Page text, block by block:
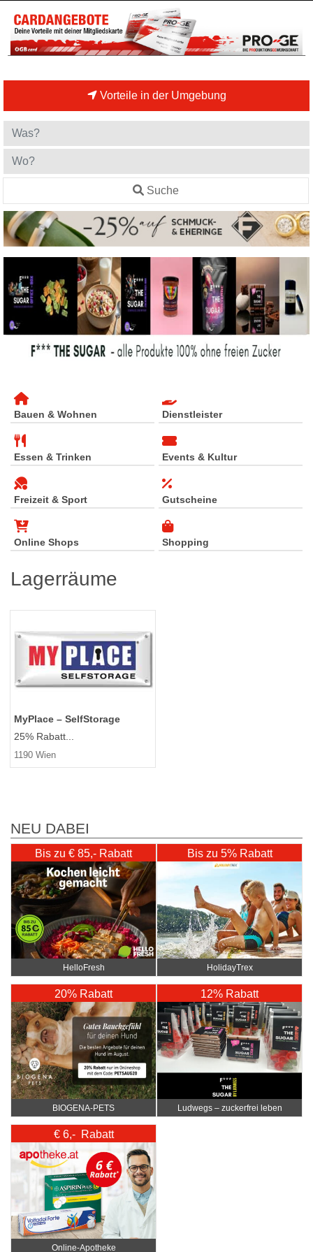
Vorteile in der Umgebung
Suche
Bauen & Wohnen Dienstleister
Essen & Trinken Events & Kultur
Freizeit & Sport Gutscheine
Online Shops Shopping
Lagerräume
MyPlace – SelfStorage
25% Rabatt...
1190 Wien
NEU DABEI
Bis zu € 85,- Rabatt
HelloFresh
Bis zu 5% Rabatt
HolidayTrex
20% Rabatt
BIOGENA-PETS
12% Rabatt
Ludwegs – zuckerfrei leben
€ 6,- Rabatt
Online‑Apotheke